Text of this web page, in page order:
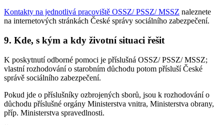
Kontakty na jednotlivá pracoviště OSSZ/ PSSZ/ MSSZ naleznete
na internetových stránkách České správy sociálního zabezpečení.
9. Kde, s kým a kdy životní situaci řešit
K poskytnutí odborné pomoci je příslušná OSSZ/ PSSZ/ MSSZ;
vlastní rozhodování o starobním důchodu potom přísluší České
správě sociálního zabezpečení.
Pokud jde o příslušníky ozbrojených sborů, jsou k rozhodování o
důchodu příslušné orgány Ministerstva vnitra, Ministerstva obrany,
příp. Ministerstva spravedlnosti.